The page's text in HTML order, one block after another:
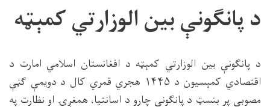
د پانګونې بین الوزارتي کمېټه
د پانګونې بین الوزارتي کمېټه د افغانستان اسلامي امارت د
اقتصادي کمېسیون د ۱۴۴۵ هجري قمري کال د دويمې ګڼې
مصوبې پر بنسټ د پانګونې چارو د اسانتیا، همغږۍ او نظارت په